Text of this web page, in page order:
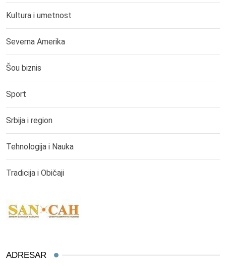
Kultura i umetnost
Severna Amerika
Šou biznis
Sport
Srbija i region
Tehnologija i Nauka
Tradicija i Običaji
ADRESAR